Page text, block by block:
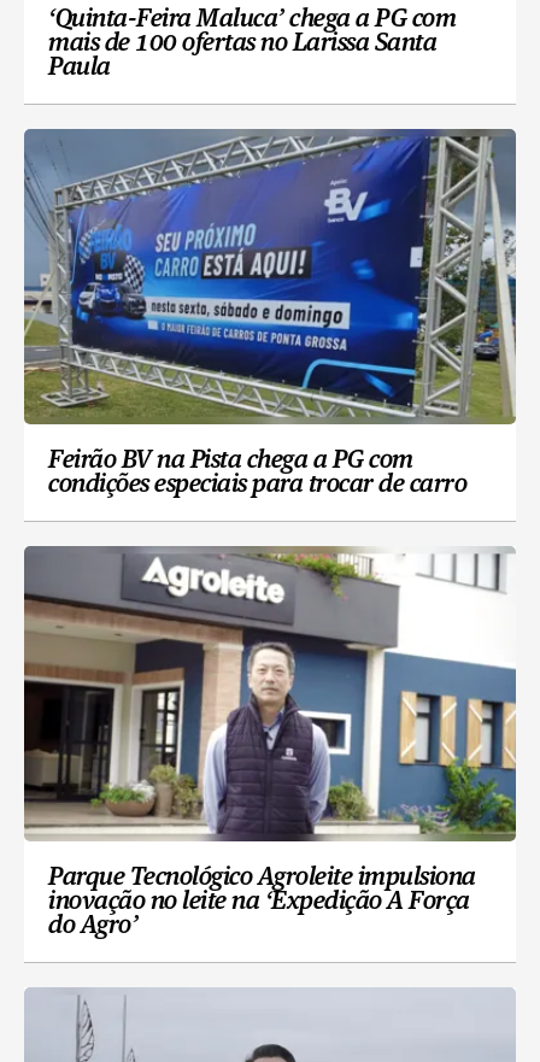
‘Quinta-Feira Maluca’ chega a PG com
mais de 100 ofertas no Larissa Santa
Paula
Feirão BV na Pista chega a PG com
condições especiais para trocar de carro
Parque Tecnológico Agroleite impulsiona
inovação no leite na ‘Expedição A Força
do Agro’